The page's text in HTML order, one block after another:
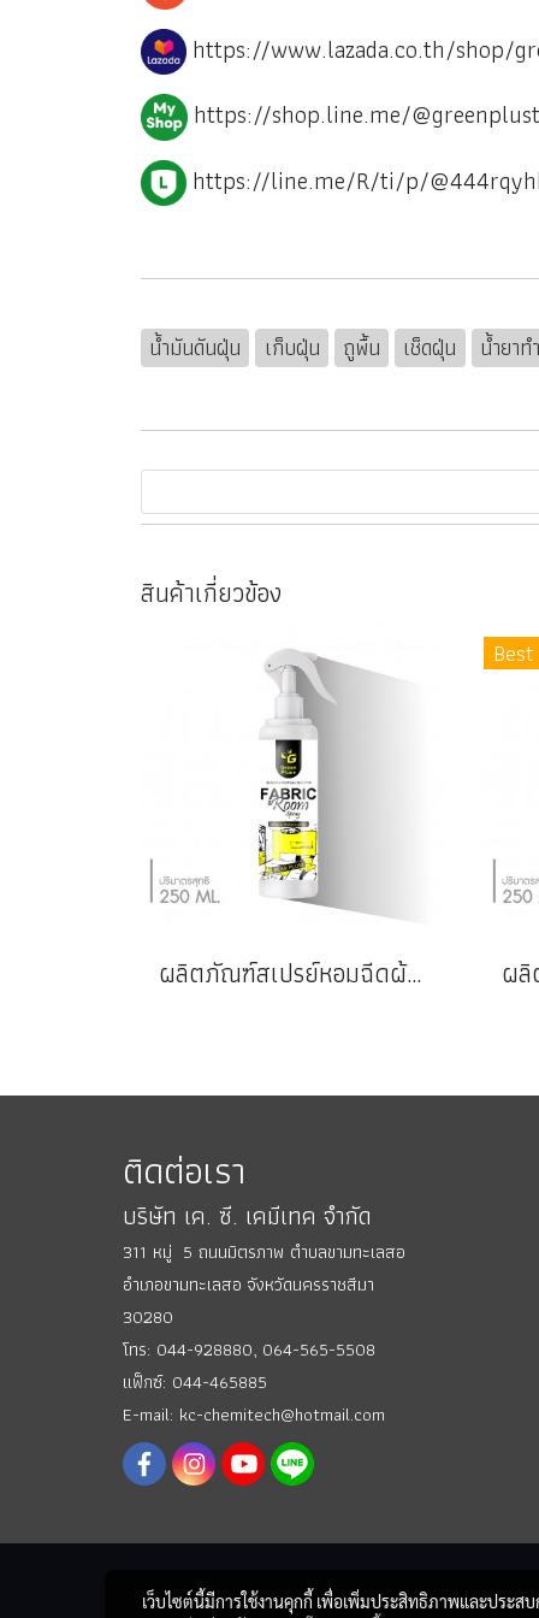
https://www.lazada.co.th/shop/
https://shop.line.me/
https://line.me/R/ti/p/
น้ำมันดันฝุ่น เก็บฝุ่น ถูพื้น เช็ดฝุ่น น้ำยา
สินค้าเกี่ยวข้อง
ผลิตภัณฑ์สเปรย์หอมฉีดผ้าและปรับอากาศ : PEAR PLUM
ติดต่อเรา
บริษัท เค. ซี. เคมีเทค จำกัด
311 หมู่ 5 ถนนมิตรภาพ ตำบลขามทะเลสอ
อำเภอขามทะเลสอ จังหวัดนครราชสีมา
30280
โทร: 044-928880, 064-565-5508
แฟ็กซ์: 044-465885
E-mail: kc-chemitech@hotmail.com
เว็บไซต์นี้มีการใช้งานคุกกี้ เพื่อเพิ่มประสิทธิภาพและประส